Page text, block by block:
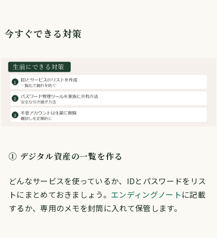
今すぐできる対策
① デジタル資産の一覧を作る
どんなサービスを使っているか、IDとパスワードをリス
トにまとめておきましょう。 エンディングノートに記載
するか、専用のメモを封筒に入れて保管します。